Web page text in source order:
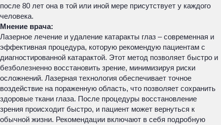
после 80 лет она в той или иной мере присутствует у каждого
человека.
Мнение врача:
Лазерное лечение и удаление катаракты глаз – современная и
эффективная процедура, которую рекомендую пациентам с
диагностированной катарактой. Этот метод позволяет быстро и
безболезненно восстановить зрение, минимизируя риски
осложнений. Лазерная технология обеспечивает точное
воздействие на пораженную область, что позволяет сохранить
здоровые ткани глаза. После процедуры восстановление
зрения происходит быстро, и пациент может вернуться к
обычной жизни. Рекомендации включают в себя подробную